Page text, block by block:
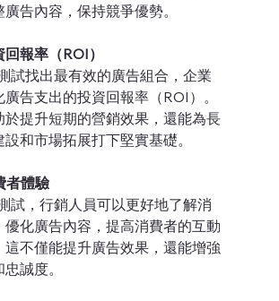
告內容，保持競爭優勢。
報率（ROI）
試找出最有效的廣告組合，企業
告支出的投資回報率（ROI）。
於提升短期的營銷效果，還能為長
和市場拓展打下堅實基礎。
者體驗
試，行銷人員可以更好地了解消
優化廣告內容，提高消費者的互動
這不僅能提升廣告效果，還能增強
誠度。